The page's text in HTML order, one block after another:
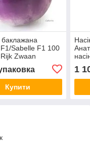
баклажана
Sabelle F1 100
Rijk Zwaan
Купити
1